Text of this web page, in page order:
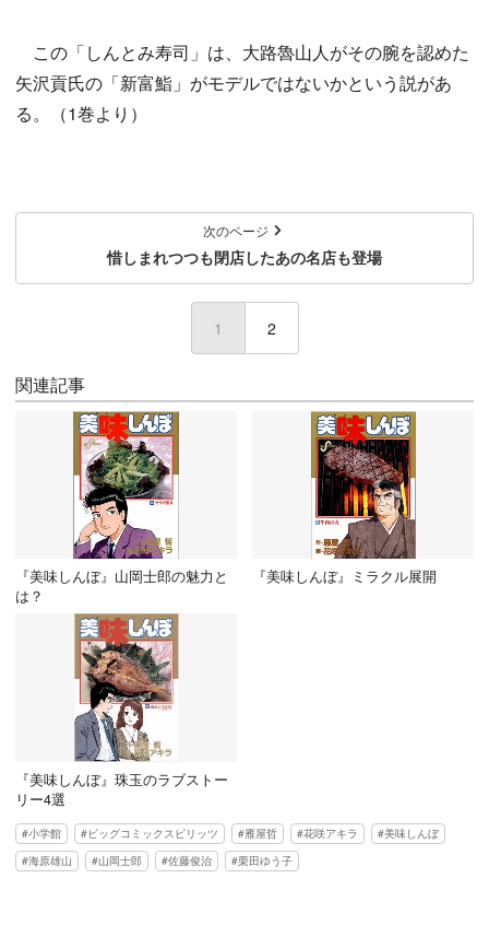
この「しんとみ寿司」は、大路魯山人がその腕を認めた
矢沢貢氏の「新富鮨」がモデルではないかという説があ
る。（1巻より）
次のページ
惜しまれつつも閉店したあの名店も登場
1 (current)
2
関連記事
『美味しんぼ』山岡士郎の魅力と
は？
『美味しんぼ』ミラクル展開
『美味しんぼ』珠玉のラブストー
リー4選
小学館 ビッグコミックスピリッツ 雁屋哲 花咲アキラ
美味しんぼ
海原雄山
山岡士郎 佐藤俊治 栗田ゆう子